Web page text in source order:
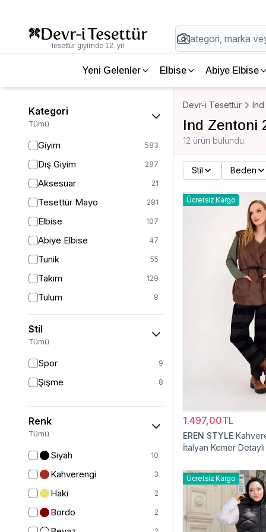
tesettür giyimde 12. yıl
Yeni Gelenler Elbise Abiye Elbise
Kategori
Tümü
Giyim 583
Dış Giyim 287
Aksesuar 21
Tesettür Mayo 281
Elbise 107
Abiye Elbise 47
Tunik 55
Takım 129
Tulum 8
Pantolon 151
Etek 19
Şal 6
Bone
Ferace
Kap & Pardesü
Trençkot
Hırka
Stil
Tümü
Spor 9
Şişme 8
Renk
Tümü
Siyah 10
Kahverengi 3
Haki 2
Bordo 2
Devr-i Tesettür
Ind Zentoni
12 ürün bulundu.
Stil Beden
Ücretsiz Kargo
1.497,00TL
EREN STYLE
İtalyan Kemer
Ücretsiz Kargo